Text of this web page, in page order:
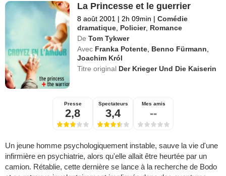
La Princesse et le guerrier
8 août 2001 | 2h 09min | Comédie
dramatique Policier, Romance
De Tom Tykwer
Avec Franka Potente Benno Fürmann
Joachim Król
Titre original Der Krieger Und Die Kaiserin
Presse
2,8
Spectateurs
3,4
Mes amis
--
Un jeune homme psychologiquement instable, sauve la vie d'une
infirmière en psychiatrie, alors qu'elle allait être heurtée par un
camion. Rétablie, cette dernière se lance à la recherche de Bodo